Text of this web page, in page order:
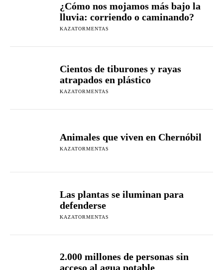
¿Cómo nos mojamos más bajo la
lluvia: corriendo o caminando?
KAZATORMENTAS
Cientos de tiburones y rayas
atrapados en plástico
KAZATORMENTAS
Animales que viven en Chernóbil
KAZATORMENTAS
Las plantas se iluminan para
defenderse
KAZATORMENTAS
2.000 millones de personas sin
acceso al agua potable